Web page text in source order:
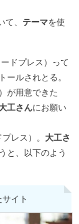
、 テーマを使
ードプレス）って
ールされとる。
）が用意できた
工さんにお願い
プレス）。 大工さ
と、以下のよう
サイト